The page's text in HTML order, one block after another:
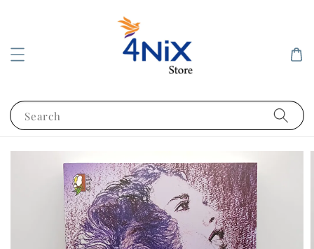
Search